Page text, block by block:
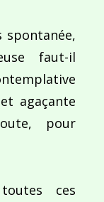
spontanée,
faut-il
agaçante
pour
ces